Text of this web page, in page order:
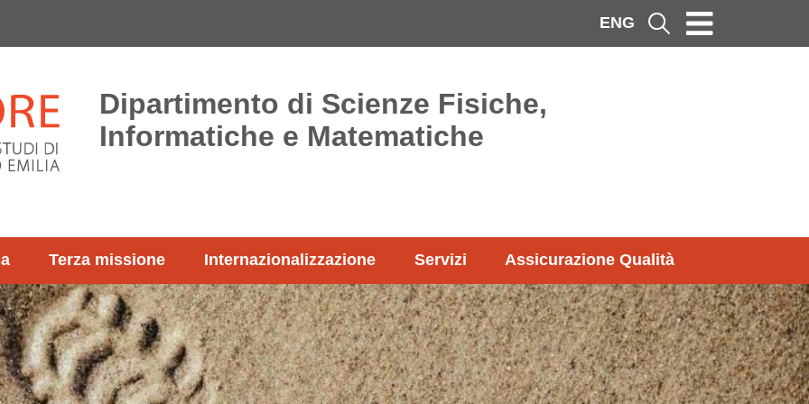
ENG Cerca
Dipartimento di Scienze Fisiche,
Informatiche e Matematiche
Terza missione Internazionalizzazione Servizi
Assicurazione Qualità